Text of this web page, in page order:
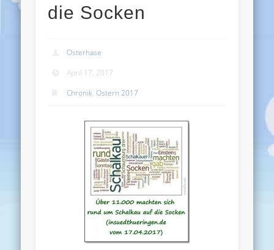
die Socken
Osterhase
April 17, 2017
Chronik,Ostern 2017